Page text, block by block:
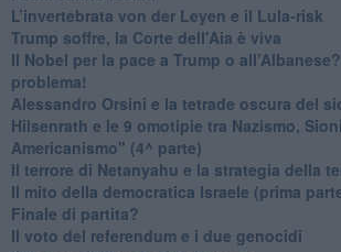
L’invertebrata von der Leyen e il Lula-risk
Trump soffre, la Corte dell'Aia è viva
​Il Nobel per la pace a Trump o
problema!
​Alessandro Orsini e la tetrade oscura del
​Hilsenrath e le 9 omotipie tra Nazismo,
Americanismo" (4^ parte)
​Il terrore di Netanyahu e la strategia della
Il mito della democratica Israele (prima
​Finale di partita?
​Il voto del referendum e i due genocidi